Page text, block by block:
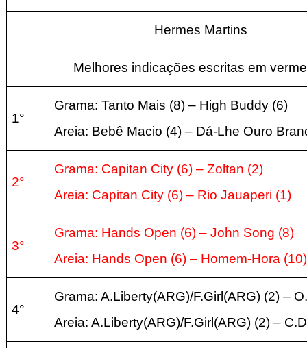
Hermes Martins
Melhores indicações escritas em
1°
Grama: Tanto Mais (8) – High Buddy (6)
Areia: Bebê Macio (4) – Dá-Lhe Ouro
2°
Grama: Capitan City (6) – Zoltan (2)
Areia: Capitan City (6) – Rio Jauaperi (1)
3°
Grama: Hands Open (6) – John Song (8)
Areia: Hands Open (6) – Homem-Hora (10)
4°
Grama: A.Liberty(ARG)/F.Girl(ARG) (2) –
Areia: A.Liberty(ARG)/F.Girl(ARG) (2) –